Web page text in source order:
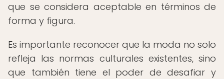
que se considera aceptable en términos de
forma y figura.
Es importante reconocer que la moda no solo
refleja las normas culturales existentes, sino
que también tiene el poder de desafiar y